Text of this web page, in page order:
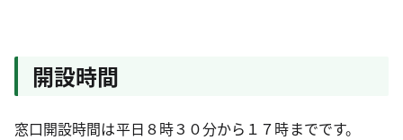
開設時間
窓口開設時間は平日８時３０分から１７時までです。